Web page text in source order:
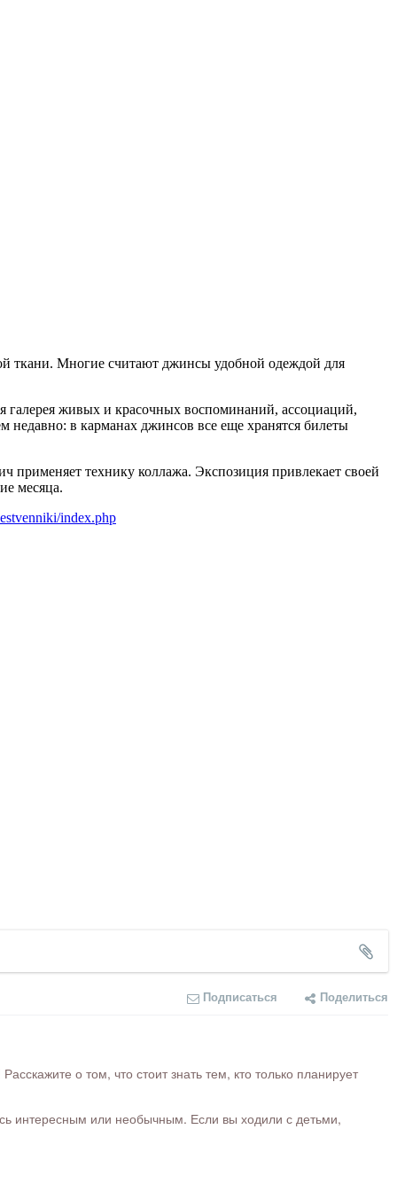
ткани. Многие считают джинсы удобной одеждой для
галерея живых и красочных воспоминаний, ассоциаций,
недавно: в карманах джинсов все еще хранятся билеты
применяет технику коллажа. Экспозиция привлекает своей
месяца.
index.php
Подписаться Поделиться
о том, что стоит знать тем, кто только планирует
интересным или необычным. Если вы ходили с детьми,